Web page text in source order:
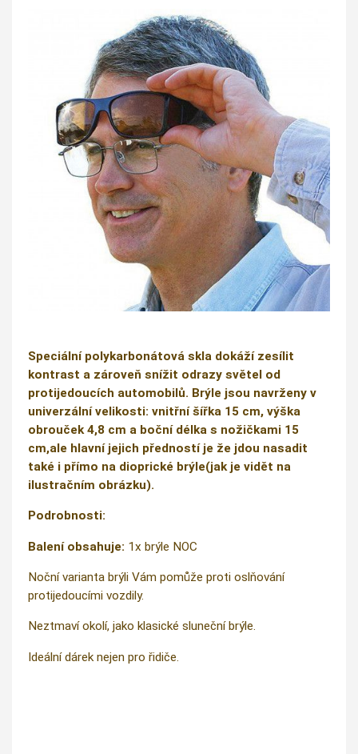
Speciální polykarbonátová skla dokáží zesílit
kontrast a zároveň snížit odrazy světel od
protijedoucích automobilů. Brýle jsou navrženy v
univerzální velikosti: vnitřní šířka 15 cm, výška
obrouček 4,8 cm a boční délka s nožičkami 15
cm,ale hlavní jejich předností je že jdou nasadit
také i přímo na dioprické brýle(jak je vidět na
ilustračním obrázku).
Podrobnosti:
Balení obsahuje: 1x brýle NOC
Noční varianta brýli Vám pomůže proti oslňování
protijedoucími vozdily.
Neztmaví okolí, jako klasické sluneční brýle.
Ideální dárek nejen pro řidiče.